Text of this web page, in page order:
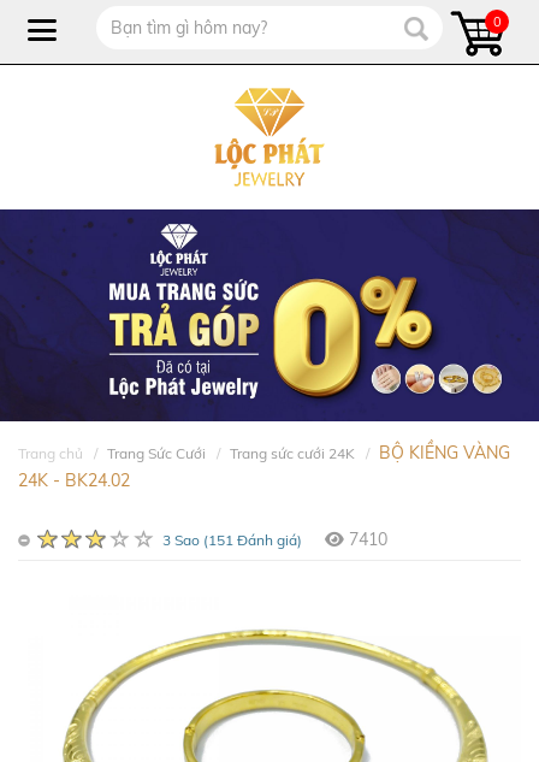
0
Trang chủ Trang Sức Cưới Trang sức cưới 24K
BỘ KIỀNG VÀNG
24K - BK24.02
3 Sao (151 Đánh giá) 7410